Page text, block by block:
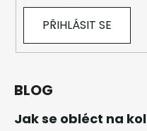
PŘIHLÁSIT SE
BLOG
Jak se obléct na